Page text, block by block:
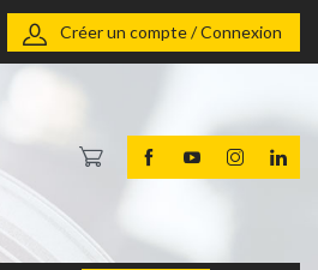
Créer un compte / Connexion